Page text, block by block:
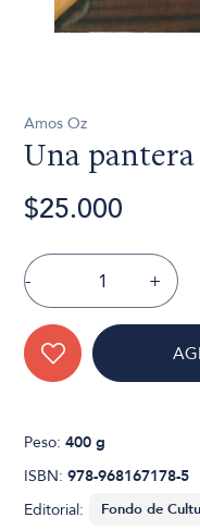
Amos Oz
Una
$25.000
- +
Peso:400 g
ISBN:978-968167178-5
Editorial: